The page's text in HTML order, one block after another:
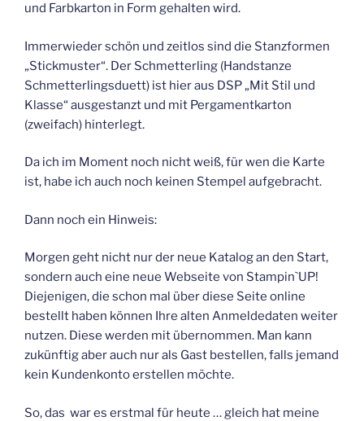
und Farbkarton in Form gehalten wird.
Immerwieder schön und zeitlos sind die Stanzformen
„Stickmuster“. Der Schmetterling (Handstanze
Schmetterlingsduett) ist hier aus DSP „Mit Stil und
Klasse“ ausgestanzt und mit Pergamentkarton
(zweifach) hinterlegt.
Da ich im Moment noch nicht weiß, für wen die Karte
ist, habe ich auch noch keinen Stempel aufgebracht.
Dann noch ein Hinweis:
Morgen geht nicht nur der neue Katalog an den Start,
sondern auch eine neue Webseite von Stampin`UP!
Diejenigen, die schon mal über diese Seite online
bestellt haben können Ihre alten Anmeldedaten weiter
nutzen. Diese werden mit übernommen. Man kann
zukünftig aber auch nur als Gast bestellen, falls jemand
kein Kundenkonto erstellen möchte.
So, das war es erstmal für heute … gleich hat meine